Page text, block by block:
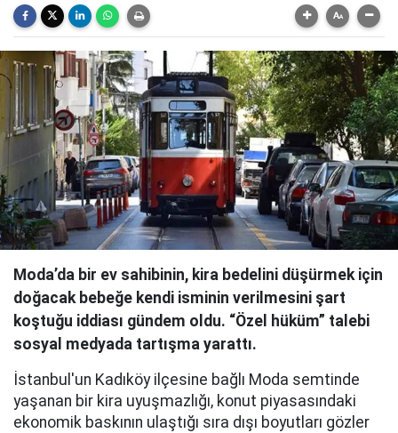
Moda’da bir ev sahibinin, kira bedelini düşürmek için
doğacak bebeğe kendi isminin verilmesini şart
koştuğu iddiası gündem oldu. “Özel hüküm” talebi
sosyal medyada tartışma yarattı.
İstanbul'un Kadıköy ilçesine bağlı Moda semtinde
yaşanan bir kira uyuşmazlığı, konut piyasasındaki
ekonomik baskının ulaştığı sıra dışı boyutları gözler